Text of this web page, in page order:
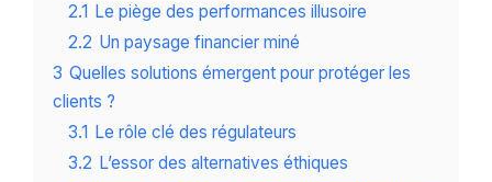
2.1 Le piège des performances illusoire
2.2 Un paysage financier miné
3 Quelles solutions émergent pour protéger les
clients ?
3.1 Le rôle clé des régulateurs
3.2 L’essor des alternatives éthiques